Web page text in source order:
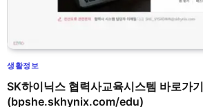
생활정보
SK하이닉스 협력사교육시스템 바로가기
(bpshe.skhynix.com/edu)